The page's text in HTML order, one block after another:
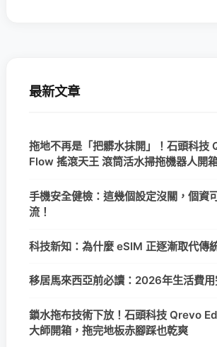
最新文章
拖地不再是「把髒水抹開」！石頭科技
Flow 搖滾天王 滾筒活水掃拖機器人開
手機安全健檢：這幾個設定沒關，個資
流！
科技新知：為什麼 eSIM 正逐漸取代傳
移居馬來西亞前必讀：2026年生活費
鎖水拖布技術下放！石頭科技 Qrevo
大師開箱，拖完地板赤腳踩也乾爽